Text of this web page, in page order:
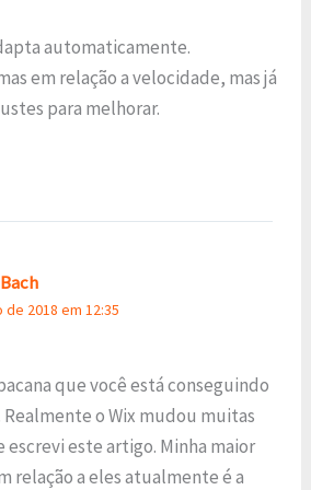
automaticamente.
em relação a velocidade, mas já
para melhorar.
de 2018 em 12:35
que você está conseguindo
o Wix mudou muitas
escrevi este artigo. Minha maior
relação a eles atualmente é a